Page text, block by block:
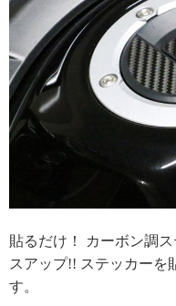
貼るだけ！ カーボン調
スアップ!! ステッカーを
す。